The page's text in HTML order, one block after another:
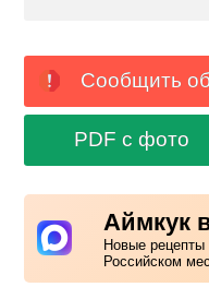
Сообщить
PDF с фото
Аймкук
Новые
Российском